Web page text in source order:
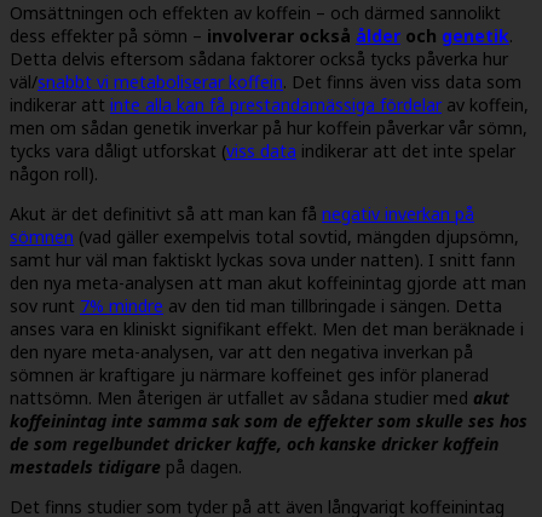
Omsättningen och effekten av koffein – och därmed sannolikt
dess effekter på sömn – involverar också ålder och genetik.
Detta delvis eftersom sådana faktorer också tycks påverka hur
väl/snabbt vi metaboliserar koffein. Det finns även viss data som
indikerar att inte alla kan få prestandamässiga fördelar av koffein,
men om sådan genetik inverkar på hur koffein påverkar vår sömn,
tycks vara dåligt utforskat (viss data indikerar att det inte spelar
någon roll).
Akut är det definitivt så att man kan få negativ inverkan på
sömnen (vad gäller exempelvis total sovtid, mängden djupsömn,
samt hur väl man faktiskt lyckas sova under natten). I snitt fann
den nya meta-analysen att man akut koffeinintag gjorde att man
sov runt 7% mindre av den tid man tillbringade i sängen. Detta
anses vara en kliniskt signifikant effekt. Men det man beräknade i
den nyare meta-analysen, var att den negativa inverkan på
sömnen är kraftigare ju närmare koffeinet ges inför planerad
nattsömn. Men återigen är utfallet av sådana studier med akut
koffeinintag inte samma sak som de effekter som skulle ses hos
de som regelbundet dricker kaffe, och kanske dricker koffein
mestadels tidigare på dagen.
Det finns studier som tyder på att även långvarigt koffeinintag